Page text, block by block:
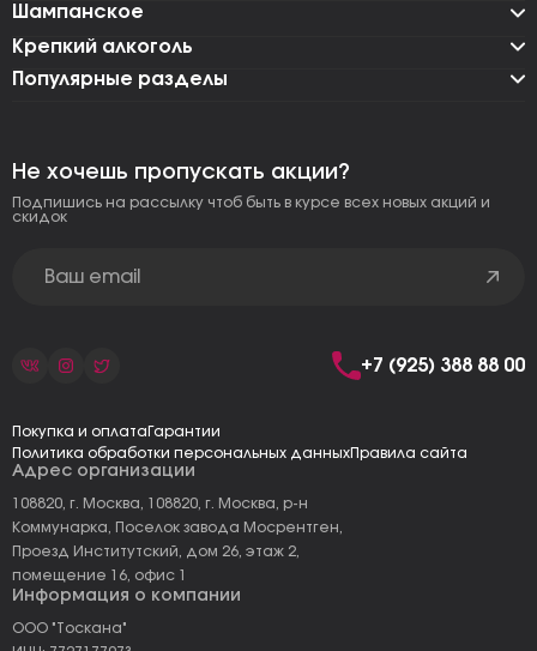
Шампанское
Крепкий алкоголь
Популярные разделы
Адрес организации
108820, г. Москва, 108820, г. Москва, р-н
Коммунарка, Поселок завода Мосрентген,
Проезд Институтский, дом 26, этаж 2,
помещение 16, офис 1
Информация о компании
ООО "Тоскана"
Не хочешь пропускать акции?
Подпишись на рассылку чтоб быть в курсе всех новых акций и
скидок
+7 (925) 388 88 00
Покупка и оплата Гарантии
Политика обработки персональных данныхПравила сайта